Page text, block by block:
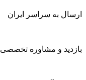
ارسال به سراسر ایران
بازدید و مشاوره تخصصی